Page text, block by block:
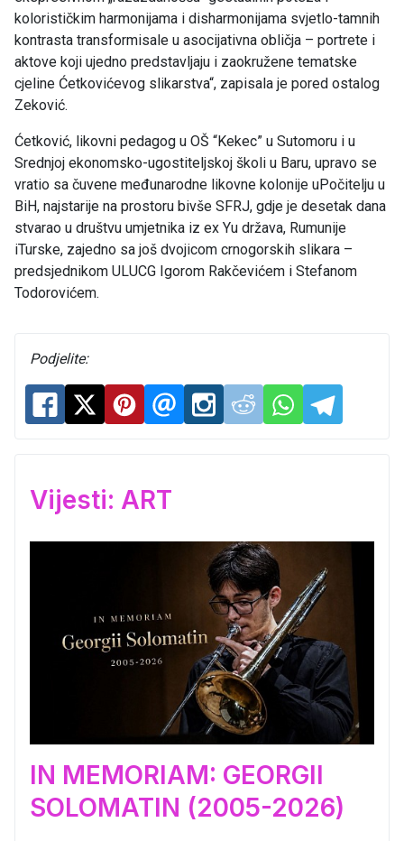
kolorističkim harmonijama i disharmonijama svjetlo-tamnih
kontrasta transformisale u asocijativna obličja – portrete i
aktove koji ujedno predstavljaju i zaokružene tematske
cjeline Ćetkovićevog slikarstva“, zapisala je pored ostalog
Zeković.
Ćetković, likovni pedagog u OŠ “Kekec” u Sutomoru i u
Srednjoj ekonomsko-ugostiteljskoj školi u Baru, upravo se
vratio sa čuvene međunarodne likovne kolonije uPočitelju u
BiH, najstarije na prostoru bivše SFRJ, gdje je desetak dana
stvarao u društvu umjetnika iz ex Yu država, Rumunije
iTurske, zajedno sa još dvojicom crnogorskih slikara –
predsjednikom ULUCG Igorom Rakčevićem i Stefanom
Todorovićem.
Podjelite:
Vijesti: ART
IN MEMORIAM: GEORGII
SOLOMATIN (2005-2026)